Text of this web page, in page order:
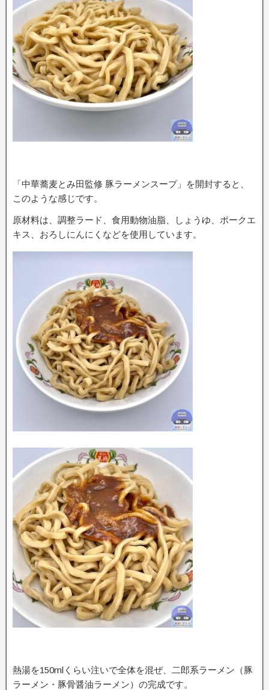
「中華蕎麦とみ田監修 豚ラーメンスープ」を開封すると、
このような感じです。
原材料は、調整ラード、食用動物油脂、しょうゆ、ポークエ
キス、おろしにんにくなどを使用しています。
熱湯を150mlくらい注いで全体を混ぜ、二郎系ラーメン（豚
ラーメン・豚骨醤油ラーメン）の完成です。